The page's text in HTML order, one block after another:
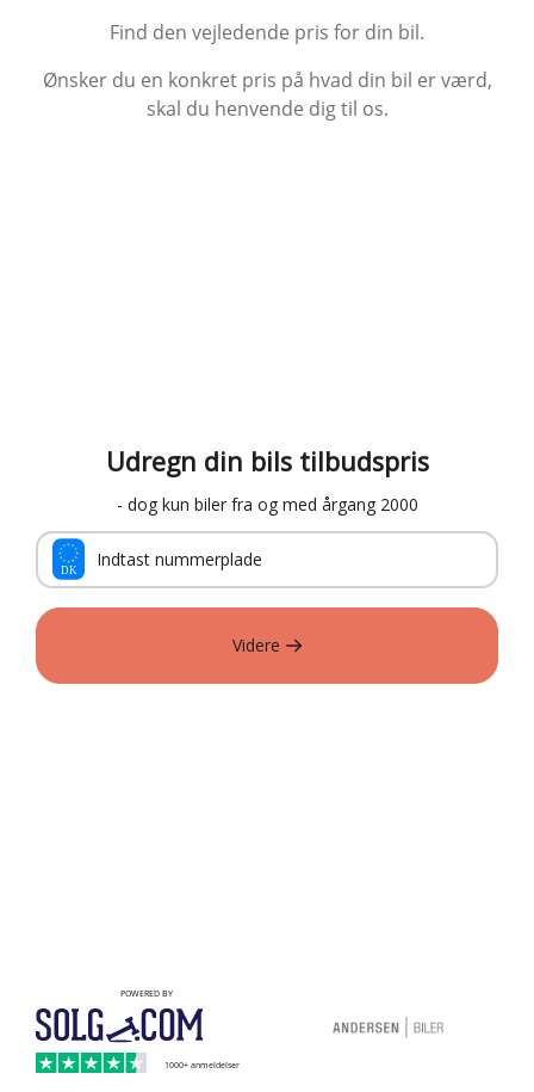
Find den vejledende pris for din bil.
Ønsker du en konkret pris på hvad din bil er værd,
skal du henvende dig til os.